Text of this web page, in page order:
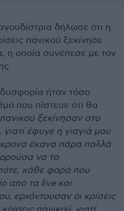
δήλωσε ότι η
πανικού ξεκίνησε
η οποία συνέπεσε με τον
ήταν τόσο
που πίστευε ότι θα
ξεκίνησαν στο
έφυγε η γιαγιά μου
έκανα πάρα πολλά
να το
κάθε φορά που
από τα live και
ερχόντουσαν οι κρίσεις